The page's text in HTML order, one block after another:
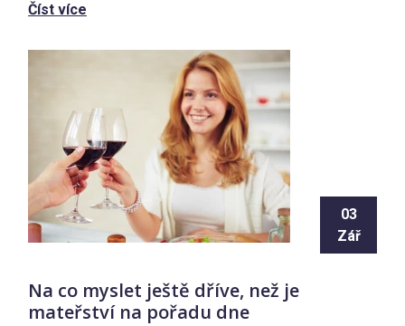
Číst více
03
Zář
Na co myslet ještě dříve, než je
mateřství na pořadu dne